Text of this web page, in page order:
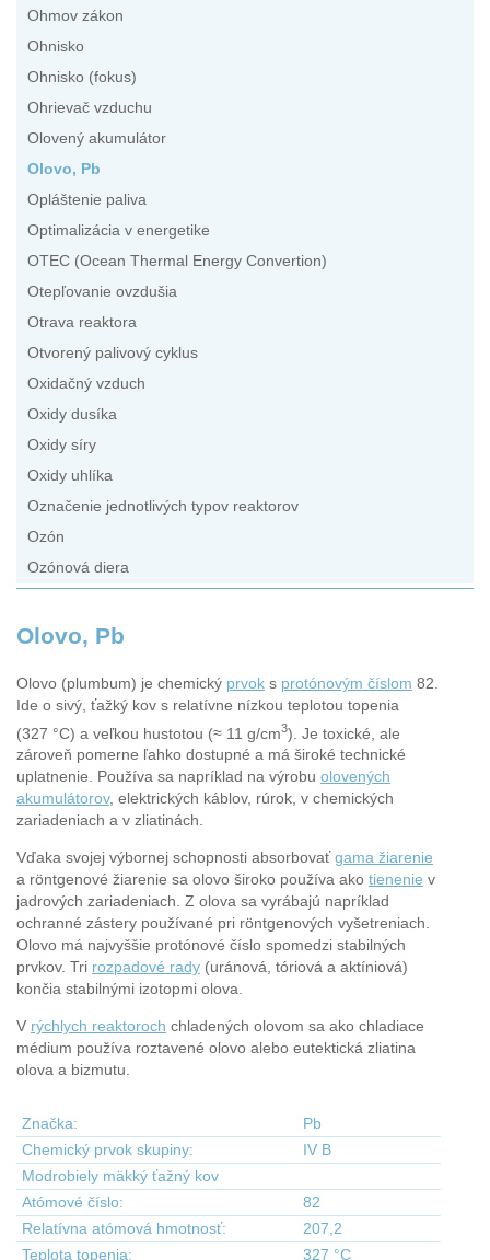
Ohmov zákon
Ohnisko
Ohnisko (fokus)
Ohrievač vzduchu
Olovený akumulátor
Olovo, Pb
Opláštenie paliva
Optimalizácia v energetike
OTEC (Ocean Thermal Energy Convertion)
Otepľovanie ovzdušia
Otrava reaktora
Otvorený palivový cyklus
Oxidačný vzduch
Oxidy dusíka
Oxidy síry
Oxidy uhlíka
Označenie jednotlivých typov reaktorov
Ozón
Ozónová diera
Olovo, Pb
Olovo (plumbum) je chemický prvok s protónovým číslom 82.
Ide o sivý, ťažký kov s relatívne nízkou teplotou topenia
(327 °C) a veľkou hustotou (≈ 11 g/cm3). Je toxické, ale
zároveň pomerne ľahko dostupné a má široké technické
uplatnenie. Používa sa napríklad na výrobu olovených
akumulátorov, elektrických káblov, rúrok, v chemických
zariadeniach a v zliatinách.
Vďaka svojej výbornej schopnosti absorbovať gama žiarenie
a röntgenové žiarenie sa olovo široko používa ako tienenie v
jadrových zariadeniach. Z olova sa vyrábajú napríklad
ochranné zástery používané pri röntgenových vyšetreniach.
Olovo má najvyššie protónové číslo spomedzi stabilných
prvkov. Tri rozpadové rady (uránová, tóriová a aktíniová)
končia stabilnými izotopmi olova.
V rýchlych reaktoroch chladených olovom sa ako chladiace
médium používa roztavené olovo alebo eutektická zliatina
olova a bizmutu.
Značka:
Pb
Chemický prvok skupiny:
IV B
Modrobiely mäkký ťažný kov
Atómové číslo:
82
Relatívna atómová hmotnosť:
207,2
Teplota topenia:
327 °C